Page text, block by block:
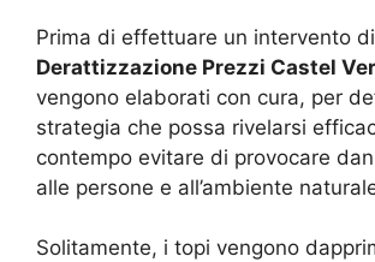
Prima di effettuare un intervento di
Derattizzazione Prezzi Castel
vengono elaborati con cura, per
strategia che possa rivelarsi
contempo evitare di provocare
alle persone e all’ambiente
Solitamente, i topi vengono